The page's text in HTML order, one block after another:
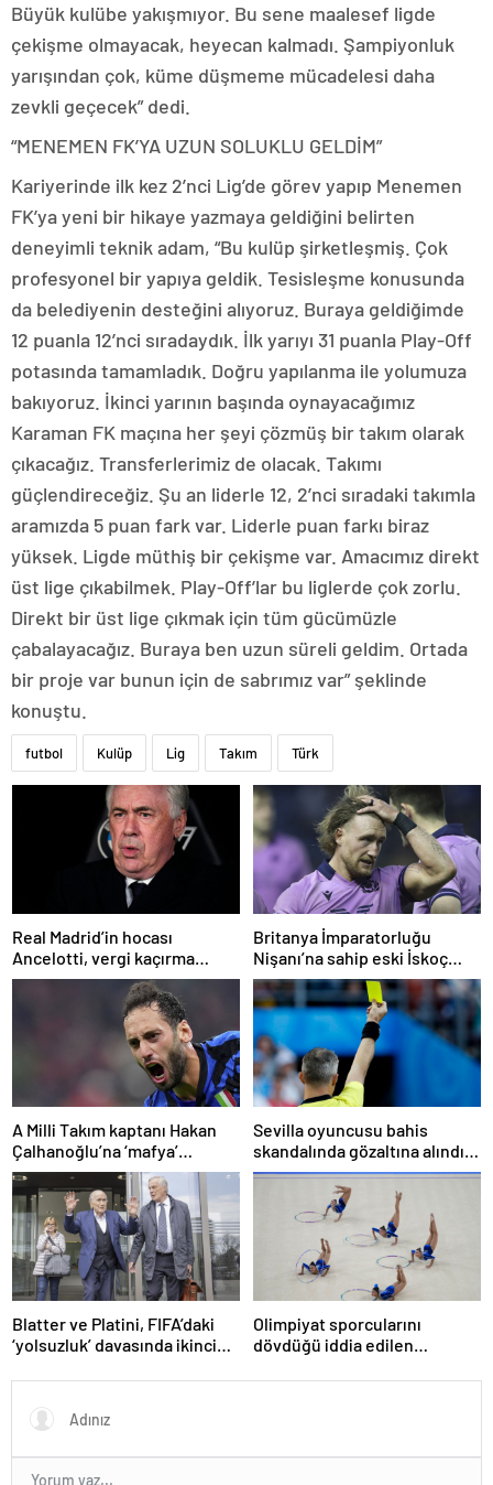
Büyük kulübe yakışmıyor. Bu sene maalesef ligde
çekişme olmayacak, heyecan kalmadı. Şampiyonluk
yarışından çok, küme düşmeme mücadelesi daha
zevkli geçecek” dedi.
“MENEMEN FK’YA UZUN SOLUKLU GELDİM”
Kariyerinde ilk kez 2’nci Lig’de görev yapıp Menemen
FK’ya yeni bir hikaye yazmaya geldiğini belirten
deneyimli teknik adam, “Bu kulüp şirketleşmiş. Çok
profesyonel bir yapıya geldik. Tesisleşme konusunda
da belediyenin desteğini alıyoruz. Buraya geldiğimde
12 puanla 12’nci sıradaydık. İlk yarıyı 31 puanla Play-Off
potasında tamamladık. Doğru yapılanma ile yolumuza
bakıyoruz. İkinci yarının başında oynayacağımız
Karaman FK maçına her şeyi çözmüş bir takım olarak
çıkacağız. Transferlerimiz de olacak. Takımı
güçlendireceğiz. Şu an liderle 12, 2’nci sıradaki takımla
aramızda 5 puan fark var. Liderle puan farkı biraz
yüksek. Ligde müthiş bir çekişme var. Amacımız direkt
üst lige çıkabilmek. Play-Off’lar bu liglerde çok zorlu.
Direkt bir üst lige çıkmak için tüm gücümüzle
çabalayacağız. Buraya ben uzun süreli geldim. Ortada
bir proje var bunun için de sabrımız var” şeklinde
konuştu.
futbol Kulüp Lig Takım Türk
Real Madrid’in hocası
Ancelotti, vergi kaçırma
suçlamasıyla mahkemeye
Britanya İmparatorluğu
Nişanı’na sahip eski İskoç
kaptana aile içi şiddetten
kamu hizmeti cezası
A Milli Takım kaptanı Hakan
Çalhanoğlu’na ‘mafya’
soruşturmasında ceza
Sevilla oyuncusu bahis
skandalında gözaltına alındı:
Son dakikalarda sarı kart
Blatter ve Platini, FIFA’daki
‘yolsuzluk’ davasında ikinci
Olimpiyat sporcularını
dövdüğü iddia edilen
men